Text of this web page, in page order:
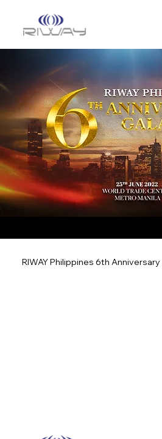
RIWAY Philippines 6th Anniversary